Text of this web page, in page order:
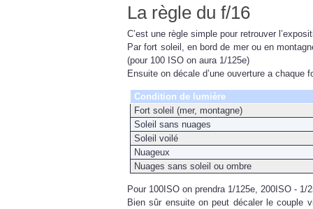
La règle du f/16
C’est une règle simple pour retrouver
Par fort soleil, en bord de mer ou en
(pour 100 ISO on aura 1/125e)
Ensuite on décale d’une ouverture a chaque
Condition de lumière
Fort soleil (mer, montagne)
Soleil sans nuages
Soleil voilé
Nuageux
Nuages sans soleil ou ombre
Pour 100ISO on prendra 1/125e, 200ISO - 1/
Bien sûr ensuite on peut décaler le couple